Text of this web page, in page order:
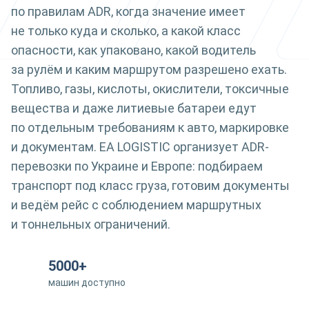
по правилам ADR, когда значение имеет
не только куда и сколько, а какой класс
опасности, как упаковано, какой водитель
за рулём и каким маршрутом разрешено ехать.
Топливо, газы, кислоты, окислители, токсичные
вещества и даже литиевые батареи едут
по отдельным требованиям к авто, маркировке
и документам. EA LOGISTIC организует ADR-
перевозки по Украине и Европе: подбираем
транспорт под класс груза, готовим документы
и ведём рейс с соблюдением маршрутных
и тоннельных ограничений.
5000+
машин доступно